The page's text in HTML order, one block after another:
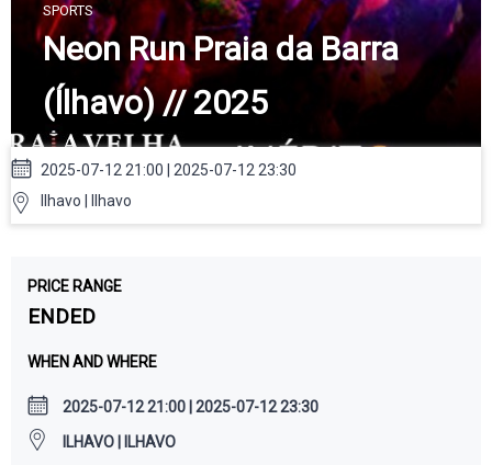
SPORTS
Neon Run Praia da Barra
(Ílhavo) // 2025
2025-07-12 21:00 | 2025-07-12 23:30
Ilhavo | Ilhavo
PRICE RANGE
ENDED
WHEN AND WHERE
2025-07-12 21:00 | 2025-07-12 23:30
ILHAVO | ILHAVO